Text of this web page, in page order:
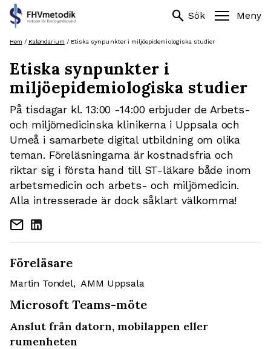
Hoppa
innehåll
search Sök Meny
Sök
efter:
search
Hem / Kalendarium / Etiska synpunkter i miljöepidemiologiska studier
Etiska synpunkter i
miljöepidemiologiska studier
På tisdagar kl. 13:00 -14:00 erbjuder de Arbets-
och miljömedicinska klinikerna i Uppsala och
Umeå i samarbete digital utbildning om olika
teman. Föreläsningarna är kostnadsfria och
riktar sig i första hand till ST-läkare både inom
arbetsmedicin och arbets- och miljömedicin.
Alla intresserade är dock såklart välkomma!
mail
Föreläsare
Martin Tondel, AMM Uppsala
Microsoft Teams-möte
Anslut från datorn, mobilappen eller
rumenheten